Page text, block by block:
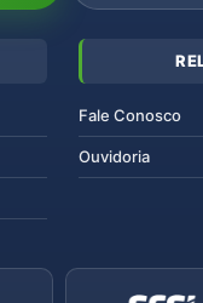
Fale Conosco
Ouvidoria